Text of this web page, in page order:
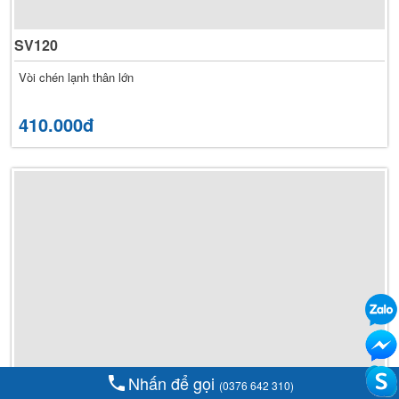
SV120
Vòi chén lạnh thân lớn
410.000đ
     Nhấn để gọi
(0376 642 310)